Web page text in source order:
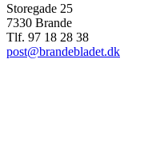
Storegade 25
7330 Brande
Tlf. 97 18 28 38
post@brandebladet.dk